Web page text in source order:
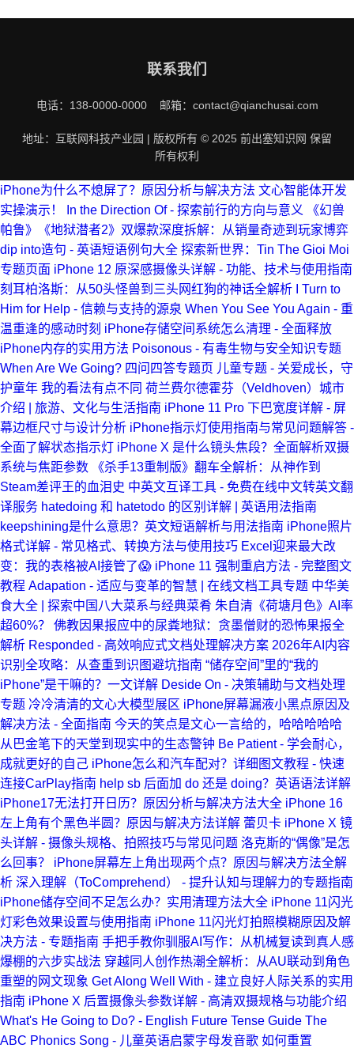
联系我们
电话：138-0000-0000 邮箱：contact@qianchusai.com
地址：互联网科技产业园 | 版权所有 © 2025 前出塞知识网 保留
所有权利
iPhone为什么不熄屏了？原因分析与解决方法 文心智能体开发
实操演示！
In the Direction Of - 探索前行的方向与意义
《幻兽
帕鲁》《地狱潜者2》双爆款深度拆解：从销量奇迹到玩家博弈
dip into造句 - 英语短语例句大全 探索新世界：Tin The Gioi Moi
专题页面 iPhone 12 原深感摄像头详解 - 功能、技术与使用指南
刻耳柏洛斯：从50头怪兽到三头网红狗的神话全解析
I Turn to
Him for Help - 信赖与支持的源泉 When You See You Again - 重
温重逢的感动时刻 iPhone存储空间系统怎么清理 - 全面释放
iPhone内存的实用方法 Poisonous - 有毒生物与安全知识专题
When Are We Going? 四问四答专题页 儿童专题 - 关爱成长，守
护童年 我的看法有点不同 荷兰费尔德霍芬（Veldhoven）城市
介绍 | 旅游、文化与生活指南 iPhone 11 Pro 下巴宽度详解 - 屏
幕边框尺寸与设计分析 iPhone指示灯使用指南与常见问题解答 -
全面了解状态指示灯 iPhone X 是什么镜头焦段？全面解析双摄
系统与焦距参数
《杀手13重制版》翻车全解析：从神作到
Steam差评王的血泪史 中英文互译工具 - 免费在线中文转英文翻
译服务 hatedoing 和 hatetodo 的区别详解 | 英语用法指南
keepshining是什么意思？英文短语解析与用法指南 iPhone照片
格式详解 - 常见格式、转换方法与使用技巧 Excel迎来最大改
变：我的表格被AI接管了😱 iPhone 11 强制重启方法 - 完整图文
教程 Adapation - 适应与变革的智慧 | 在线文档工具专题 中华美
食大全 | 探索中国八大菜系与经典菜肴 朱自清《荷塘月色》AI率
超60%？
佛教因果报应中的尿粪地狱：贪墨僧财的恐怖果报全
解析 Responded - 高效响应式文档处理解决方案 2026年AI内容
识别全攻略：从查重到识图避坑指南 “储存空间”里的“我的
iPhone”是干嘛的？一文详解 Deside On - 决策辅助与文档处理
专题 冷冷清清的文心大模型展区 iPhone屏幕漏液小黑点原因及
解决方法 - 全面指南 今天的笑点是文心一言给的，哈哈哈哈哈
从巴金笔下的天堂到现实中的生态警钟 Be Patient - 学会耐心，
成就更好的自己 iPhone怎么和汽车配对？详细图文教程 - 快速
连接CarPlay指南 help sb 后面加 do 还是 doing？英语语法详解
iPhone17无法打开日历？原因分析与解决方法大全 iPhone 16
左上角有个黑色半圆？原因与解决方法详解 蕾贝卡 iPhone X 镜
头详解 - 摄像头规格、拍照技巧与常见问题 洛克斯的“偶像”是怎
么回事？
iPhone屏幕左上角出现两个点？原因与解决方法全解
析 深入理解（ToComprehend） - 提升认知与理解力的专题指南
iPhone储存空间不足怎么办？实用清理方法大全 iPhone 11闪光
灯彩色效果设置与使用指南 iPhone 11闪光灯拍照模糊原因及解
决方法 - 专题指南 手把手教你驯服AI写作：从机械复读到真人感
爆棚的六步实战法 穿越同人创作热潮全解析：从AU联动到角色
重塑的网文现象 Get Along Well With - 建立良好人际关系的实用
指南 iPhone X 后置摄像头参数详解 - 高清双摄规格与功能介绍
What's He Going to Do? - English Future Tense Guide The
ABC Phonics Song - 儿童英语启蒙字母发音歌 如何重置